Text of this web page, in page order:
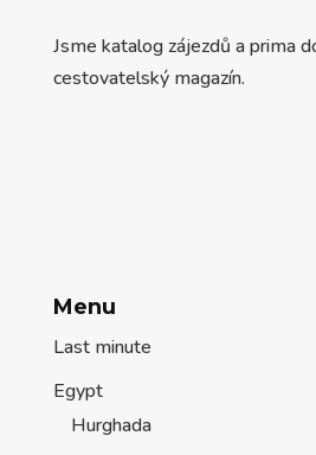
Jsme katalog zájezdů a prima
cestovatelský magazín.
Menu
Last minute
Egypt
Hurghada